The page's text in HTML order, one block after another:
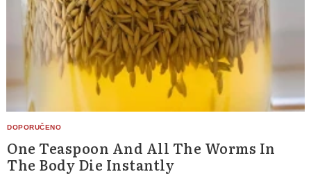
One Teaspoon And All The Worms In
The Body Die Instantly